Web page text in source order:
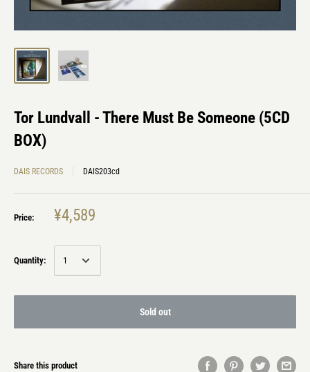
Tor Lundvall - There Must Be Someone (5CD
BOX)
DAIS RECORDS DAIS203cd
Price: ¥4,589
Quantity:
Sold out
Share this product